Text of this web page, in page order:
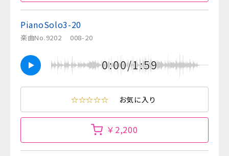
PianoSolo3-20
楽曲No.9202 008-20
0:00/1:59
☆☆☆☆☆ お気に入り
￥2,200